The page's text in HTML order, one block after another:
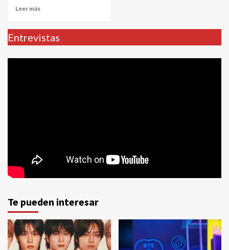
Leer más
Entrevistas
Te pueden interesar